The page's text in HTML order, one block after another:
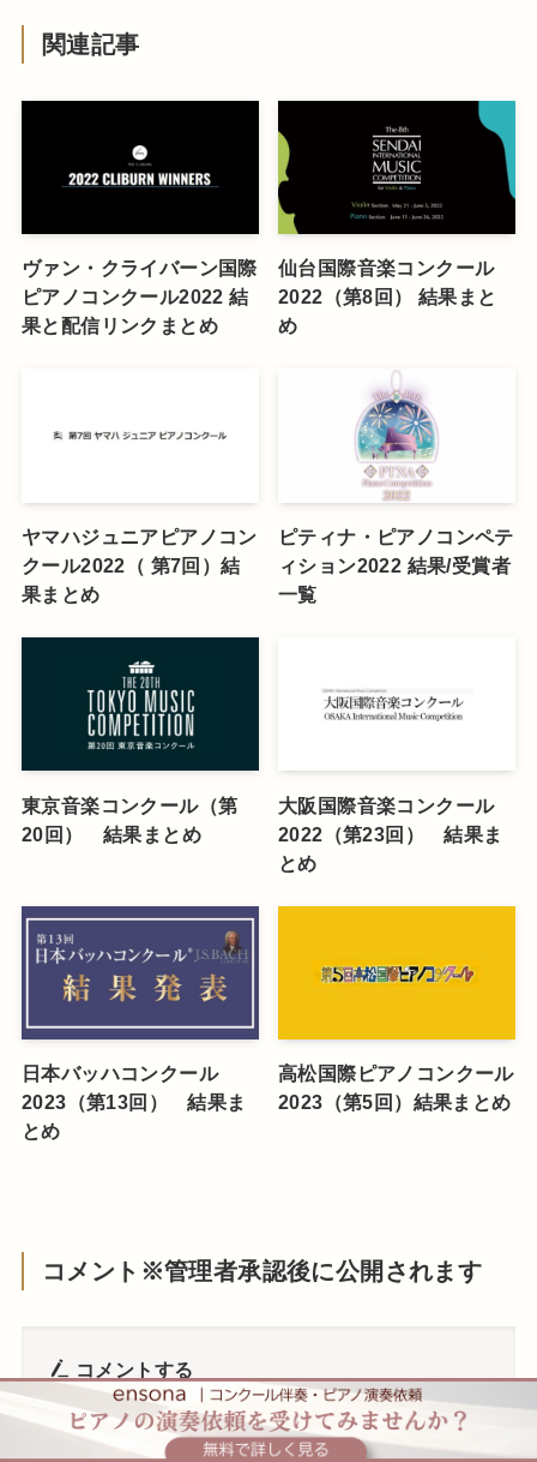
関連記事
ヴァン・クライバーン国際
ピアノコンクール2022 結
果と配信リンクまとめ
仙台国際音楽コンクール
2022（第8回） 結果まと
め
ヤマハジュニアピアノコン
クール2022（ 第7回）結
果まとめ
ピティナ・ピアノコンペテ
ィション2022 結果/受賞者
一覧
東京音楽コンクール（第
20回） 結果まとめ
大阪国際音楽コンクール
2022（第23回） 結果ま
とめ
日本バッハコンクール
2023（第13回） 結果ま
とめ
高松国際ピアノコンクール
2023（第5回）結果まとめ
コメント※管理者承認後に公開されます
コメントする
コメント